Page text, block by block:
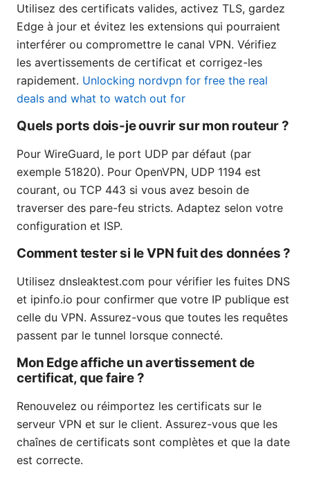
Utilisez des certificats valides, activez TLS, gardez
Edge à jour et évitez les extensions qui pourraient
interférer ou compromettre le canal VPN. Vérifiez
les avertissements de certificat et corrigez-les
rapidement. Unlocking nordvpn for free the real
deals and what to watch out for
Quels ports dois-je ouvrir sur mon routeur ?
Pour WireGuard, le port UDP par défaut (par
exemple 51820). Pour OpenVPN, UDP 1194 est
courant, ou TCP 443 si vous avez besoin de
traverser des pare-feu stricts. Adaptez selon votre
configuration et ISP.
Comment tester si le VPN fuit des données ?
Utilisez dnsleaktest.com pour vérifier les fuites DNS
et ipinfo.io pour confirmer que votre IP publique est
celle du VPN. Assurez-vous que toutes les requêtes
passent par le tunnel lorsque connecté.
Mon Edge affiche un avertissement de
certificat, que faire ?
Renouvelez ou réimportez les certificats sur le
serveur VPN et sur le client. Assurez-vous que les
chaînes de certificats sont complètes et que la date
est correcte.